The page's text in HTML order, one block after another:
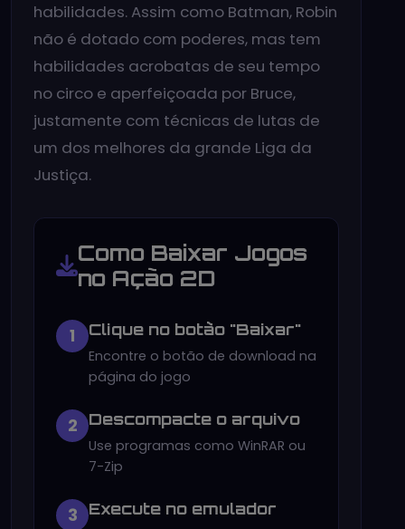
habilidades. Assim como Batman, Robin
não é dotado com poderes, mas tem
habilidades acrobatas de seu tempo
no circo e aperfeiçoada por Bruce,
justamente com técnicas de lutas de
um dos melhores da grande Liga da
Justiça.
Como Baixar Jogos
no Ação 2D
1 Clique no botão "Baixar"
Encontre o botão de download na
página do jogo
2 Descompacte o arquivo
Use programas como WinRAR ou
7-Zip
3 Execute no emulador